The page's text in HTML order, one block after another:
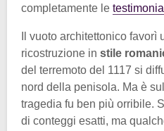
completamente le
Il vuoto architettonico favorì
ricostruzione in stile
del terremoto del 1117 si
nord della penisola. Ma è
tragedia fu ben più orribile.
di conteggi esatti, ma